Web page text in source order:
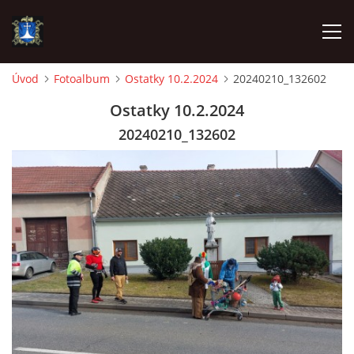
VÝJEZDY
INFORMACE JEDNOTKY »
TECHNIKA
OZNAČENÍ HASIČSKÉ TECHNIKY
Úvod Fotoalbum Ostatky 10.2.2024 20240210_132602
Ostatky 10.2.2024
20240210_132602